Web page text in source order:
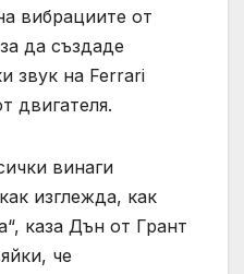
вибрациите от
да създаде
звук на Ferrari
двигателя.
винаги
изглежда, как
каза Дън от Грант
че